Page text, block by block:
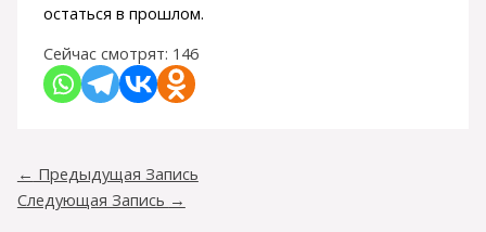
остаться в прошлом.
Сейчас смотрят: 146
← Предыдущая Запись
Следующая Запись →